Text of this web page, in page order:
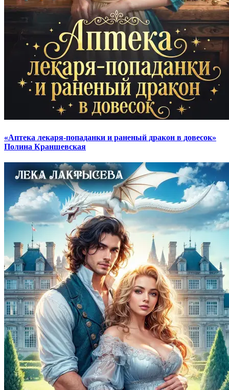
«Аптека лекаря-попаданки и раненый дракон в довесок»
Полина Краншевская